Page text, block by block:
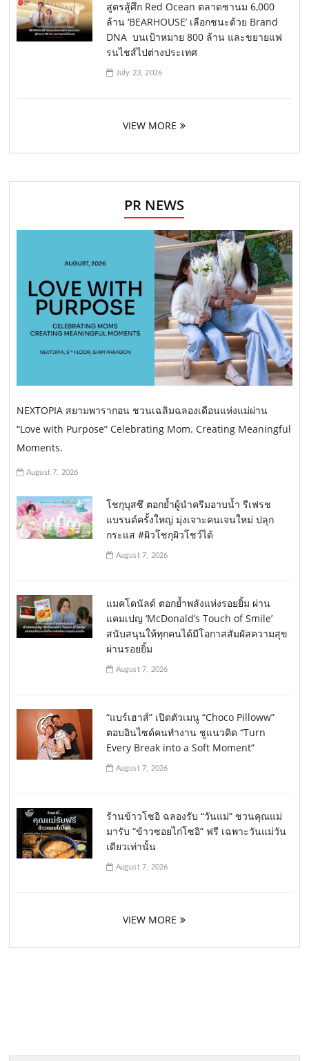
สูตรสู้ศึก Red Ocean ตลาดชานม 6,000
ล้าน ‘BEARHOUSE’ เลือกชนะด้วย Brand
DNA บนเป้าหมาย 800 ล้าน และขยายแฟ
รนไชส์ไปต่างประเทศ
July 23, 2026
VIEW MORE
PR NEWS
NEXTOPIA สยามพารากอน ชวนเฉลิมฉลองเดือนแห่งแม่ผ่าน
“Love with Purpose” Celebrating Mom. Creating Meaningful
Moments.
August 7, 2026
โชกุบุสซึ ตอกย้ำผู้นำครีมอาบน้ำ รีเฟรช
แบรนด์ครั้งใหญ่ มุ่งเจาะคนเจนใหม่ ปลุก
กระแส #ผิวโชกุผิวโชว์ได้
August 7, 2026
แมคโดนัลด์ ตอกย้ำพลังแห่งรอยยิ้ม ผ่าน
แคมเปญ ‘McDonald’s Touch of Smile’
สนับสนุนให้ทุกคนได้มีโอกาสสัมผัสความสุข
ผ่านรอยยิ้ม
August 7, 2026
“แบร์เฮาส์” เปิดตัวเมนู “Choco Pilloww”
ตอบอินไซด์คนทำงาน ชูแนวคิด “Turn
Every Break into a Soft Moment”
August 7, 2026
ร้านข้าวโซอิ ฉลองรับ “วันแม่” ชวนคุณแม่
มารับ “ข้าวซอยไก่โซอิ” ฟรี เฉพาะวันแม่วัน
เดียวเท่านั้น
August 7, 2026
VIEW MORE